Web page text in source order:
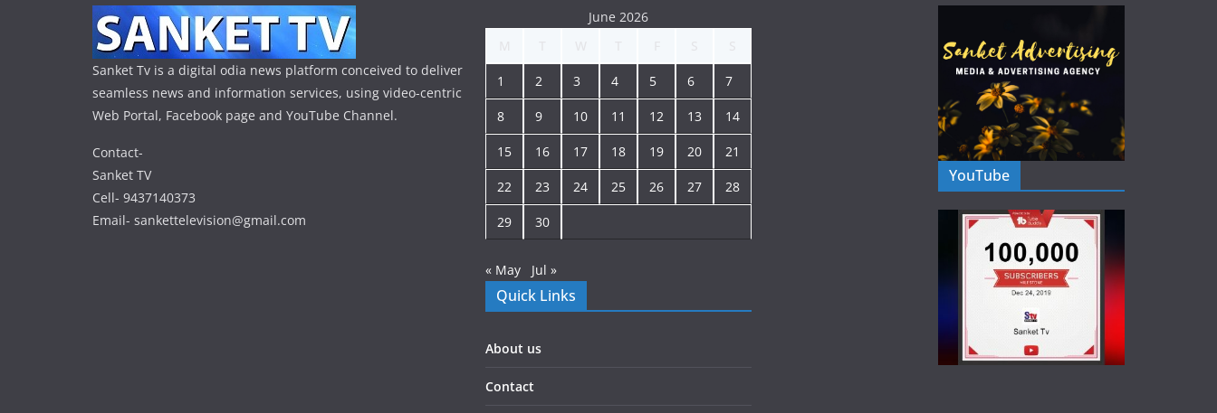
Sanket Tv is a digital odia news platform conceived to deliver
seamless news and information services, using video-centric
Web Portal, Facebook page and YouTube Channel.
Contact-
Sanket TV
Cell- 9437140373
Email- sankettelevision@gmail.com
June 2026
1 2 3 4 5 6 7
8 9 10 11 12 13 14
15 16 17 18 19 20 21
22 23 24 25 26 27 28
29 30
« May Jul »
Quick Links
About us
Contact
YouTube